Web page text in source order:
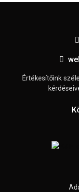
Értékesítőink